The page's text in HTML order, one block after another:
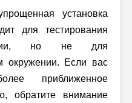
установка
для тестирования
но не для
окружении. Если вас
приближенное
обратите внимание